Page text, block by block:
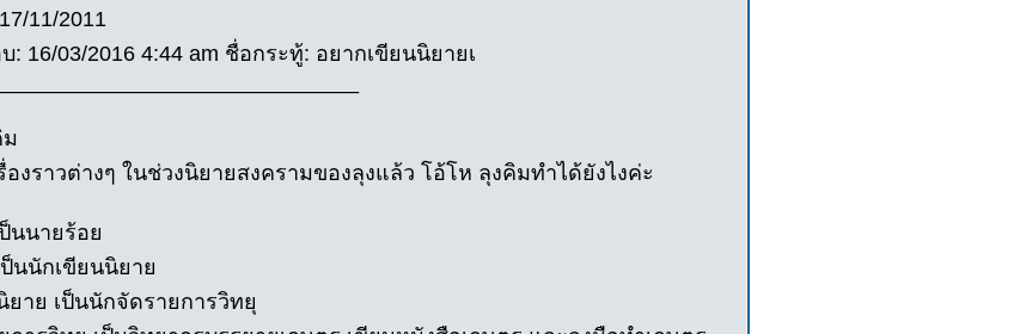
11/2011
: 16/03/2016 4:44 am ชื่อกระทู้: อยากเขียนนิยายเ
องราวต่างๆ ในช่วงนิยายสงครามของลุงแล้ว โอ้โห ลุงคิมทำได้ยังไงค่ะ
นนายร้อย
นนักเขียนนิยาย
ยาย เป็นนักจัดรายการวิทยุ